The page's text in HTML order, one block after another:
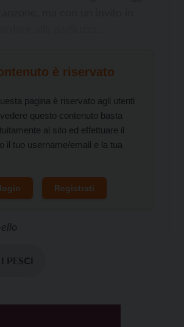
è riservato
pagina è riservato agli utenti
questo contenuto basta
al sito ed effettuare il
il tuo username/email e la tua
Registrati
PESCI